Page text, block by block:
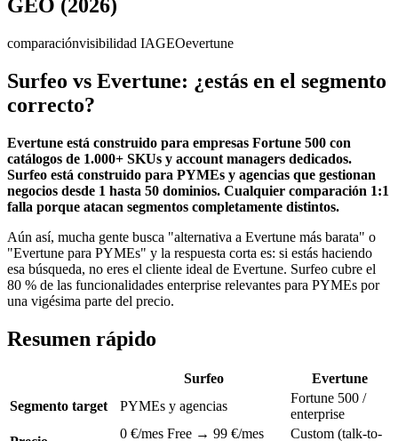
GEO (2026)
comparaciónvisibilidad IAGEOevertune
Surfeo vs Evertune: ¿estás en el segmento
correcto?
Evertune está construido para empresas Fortune 500 con
catálogos de 1.000+ SKUs y account managers dedicados.
Surfeo está construido para PYMEs y agencias que gestionan
negocios desde 1 hasta 50 dominios. Cualquier comparación 1:1
falla porque atacan segmentos completamente distintos.
Aún así, mucha gente busca "alternativa a Evertune más barata" o
"Evertune para PYMEs" y la respuesta corta es: si estás haciendo
esa búsqueda, no eres el cliente ideal de Evertune. Surfeo cubre el
80 % de las funcionalidades enterprise relevantes para PYMEs por
una vigésima parte del precio.
Resumen rápido
Surfeo
Evertune
Segmento target
PYMEs y agencias
Fortune 500 /
enterprise
0 €/mes Free → 99 €/mes
Custom (talk-to-